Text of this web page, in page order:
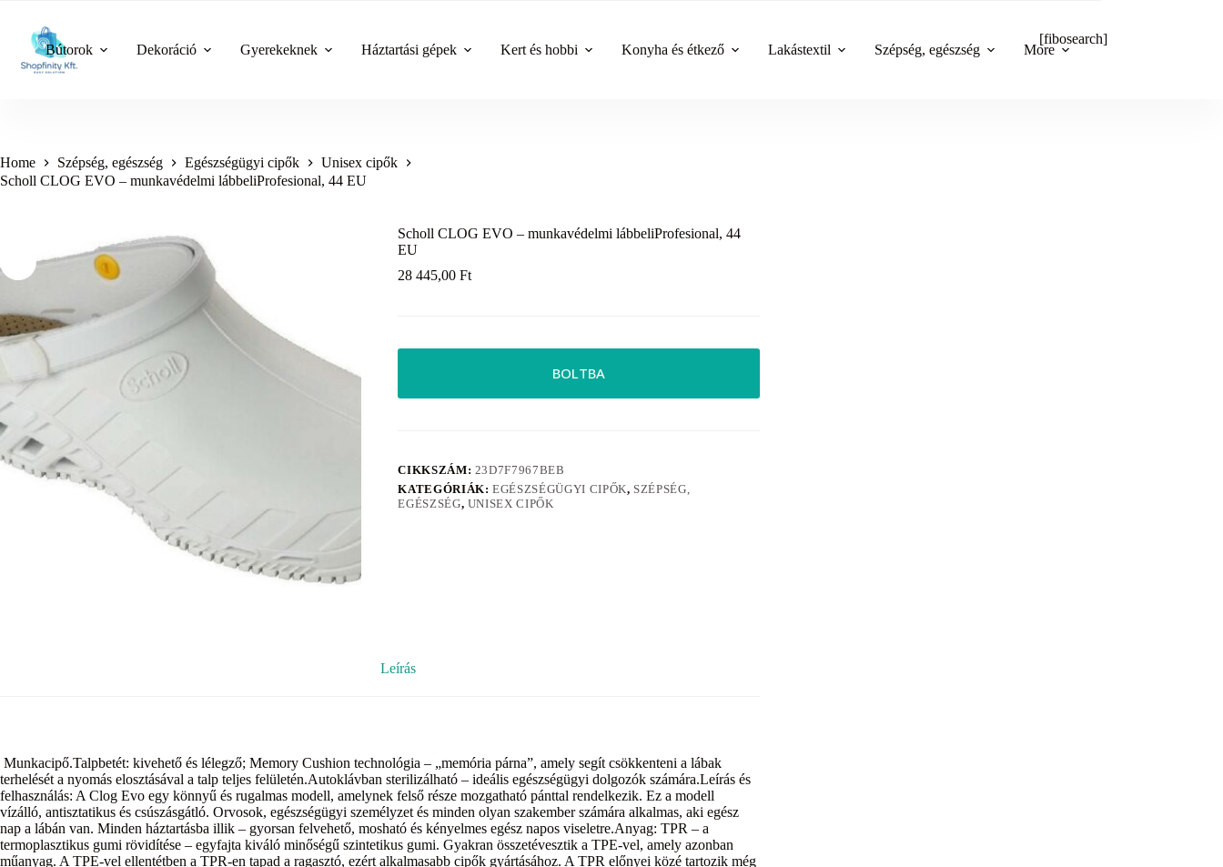
content
Bútorok Dekoráció Gyerekeknek Háztartási gépek Kert és hobbi Konyha és étkező Lakástextil Szépség, egészség More
[fibosearch]
Home Szépség, egészség Egészségügyi cipők
Unisex cipők
Scholl CLOG EVO – munkavédelmi lábbeliProfesional, 44 EU
Scholl CLOG EVO – munkavédelmi lábbeliProfesional, 44
EU
28 445,00Ft
BOLTBA
CIKKSZÁM: 23D7F7967BEB
KATEGÓRIÁK:EGÉSZSÉGÜGYI CIPŐK, SZÉPSÉG,
EGÉSZSÉG, UNISEX CIPŐK
Leírás
Munkacipő.Talpbetét: kivehető és lélegző; Memory Cushion technológia – „memória párna”, amely segít csökkenteni a lábak
terhelését a nyomás elosztásával a talp teljes felületén.Autoklávban sterilizálható – ideális egészségügyi dolgozók számára.Leírás és
felhasználás: A Clog Evo egy könnyű és rugalmas modell, amelynek felső része mozgatható pánttal rendelkezik. Ez a modell
vízálló, antisztatikus és csúszásgátló. Orvosok, egészségügyi személyzet és minden olyan szakember számára alkalmas, aki egész
nap a lábán van. Minden háztartásba illik – gyorsan felvehető, mosható és kényelmes egész napos viseletre.Anyag: TPR – a
termoplasztikus gumi rövidítése – egyfajta kiváló minőségű szintetikus gumi. Gyakran összetévesztik a TPE-vel, amely azonban
műanyag. A TPE-vel ellentétben a TPR-en tapad a ragasztó, ezért alkalmasabb cipők gyártásához. A TPR előnyei közé tartozik még